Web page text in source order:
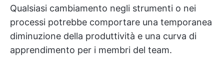
Qualsiasi cambiamento negli strumenti o nei
processi potrebbe comportare una temporanea
diminuzione della produttività e una curva di
apprendimento per i membri del team.